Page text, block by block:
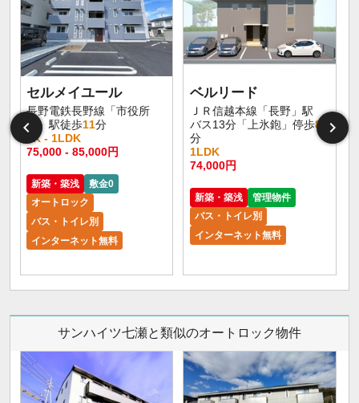
セルメイユール
長野電鉄長野線「市役所
前」駅徒歩11分
1K - 1LDK
75,000 - 85,000円
新築・築浅
敷金0
オートロック
バス・トイレ別
インターネット無料
ベルリード
ＪＲ信越本線「長野」駅
バス13分「上氷鉋」停歩8
分
1LDK
74,000円
新築・築浅
管理物件
バス・トイレ別
インターネット無料
サンハイツ七瀬と類似のオートロック物件